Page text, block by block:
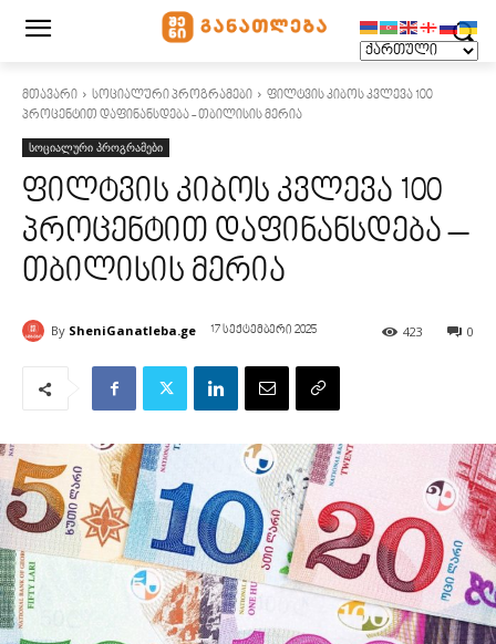
მთავარი სოციალური პროგრამები
ფილტვის კიბოს კვლევა 100
პროცენტით დაფინანსდება - თბილისის მერია
სოციალური პროგრამები
ფილტვის კიბოს კვლევა 100
პროცენტით დაფინანსდება –
თბილისის მერია
By SheniGanatleba.ge 17 სექტემბერი 2025 0
423